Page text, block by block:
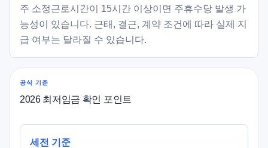
주 소정근로시간이 15시간 이상이면 주휴수당 발생 가
능성이 있습니다. 근태, 결근, 계약 조건에 따라 실제 지
급 여부는 달라질 수 있습니다.
공식 기준
2026 최저임금 확인 포인트
세전 기준